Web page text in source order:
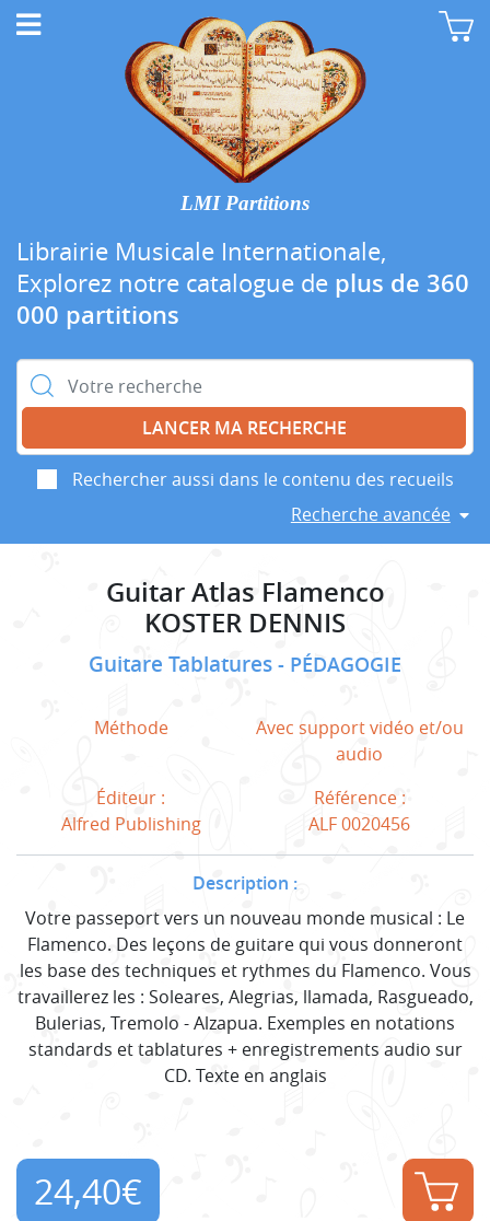
LMI Partitions
Librairie Musicale Internationale,
Explorez notre catalogue de plus de 360
000 partitions
Rechercher :
Rechercher aussi dans le contenu des recueils
Recherche avancée
Guitar Atlas Flamenco
KOSTER DENNIS
Guitare Tablatures PÉDAGOGIE
Méthode
Avec support vidéo et/ou
audio
Éditeur :
Alfred Publishing
Référence :
ALF 0020456
Description :
Votre passeport vers un nouveau monde musical : Le
Flamenco. Des leçons de guitare qui vous donneront
les base des techniques et rythmes du Flamenco. Vous
travaillerez les : Soleares, Alegrias, llamada, Rasgueado,
Bulerias, Tremolo - Alzapua. Exemples en notations
standards et tablatures + enregistrements audio sur
CD. Texte en anglais
24,40€